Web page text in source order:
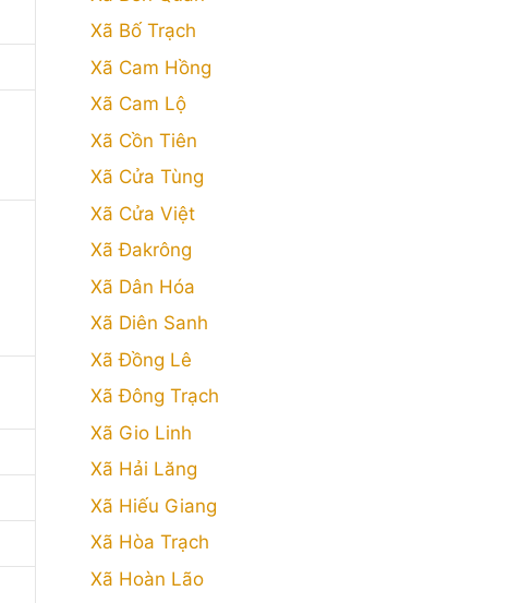
Xã Bố Trạch
Xã Cam Hồng
Xã Cam Lộ
Xã Cồn Tiên
Xã Cửa Tùng
Xã Cửa Việt
Xã Đakrông
Xã Dân Hóa
Xã Diên Sanh
Xã Đồng Lê
Xã Đông Trạch
Xã Gio Linh
Xã Hải Lăng
Xã Hiếu Giang
Xã Hòa Trạch
Xã Hoàn Lão